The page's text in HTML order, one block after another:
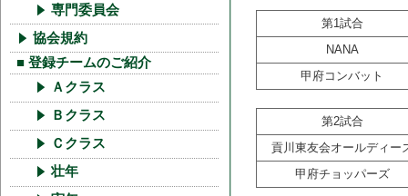
第1試合
NANA
甲府コンバット
第2試合
貢川東友会オールディー
甲府チョッパーズ
専門委員会
協会規約
■ 登録チームのご紹介
Ａクラス
Ｂクラス
Ｃクラス
壮年